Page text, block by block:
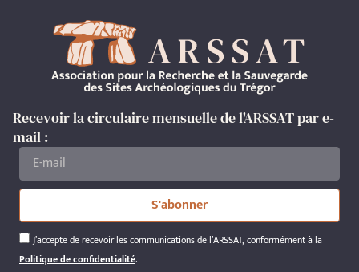
Recevoir la circulaire mensuelle de l'ARSSAT par e-
mail :
J’accepte de recevoir les communications de l’ARSSAT, conformément à la
Politique de confidentialité.
S'abonner